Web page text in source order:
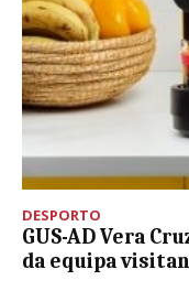
DESPORTO
GUS-AD Vera
da equipa